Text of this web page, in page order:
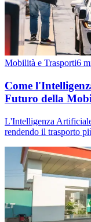
Mobilità e Trasporti6
Come
Futuro della
L'Intelligenza
rendendo il trasporto